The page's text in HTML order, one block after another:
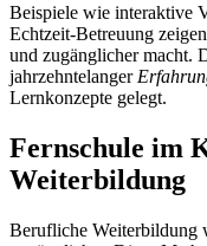
Beispiele wie interaktive
Echtzeit-Betreuung
und zugänglicher macht.
jahrzehntelanger
Lernkonzepte gelegt.
Fernschule im
Weiterbildung
Berufliche Weiterbildung